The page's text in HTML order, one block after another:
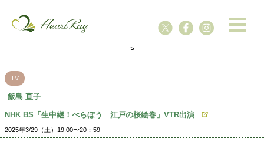
s
TV
飯島 直子
NHK BS「生中継！べらぼう 江戸の桜絵巻」VTR出演
2025年3/29（土）19:00〜20：59